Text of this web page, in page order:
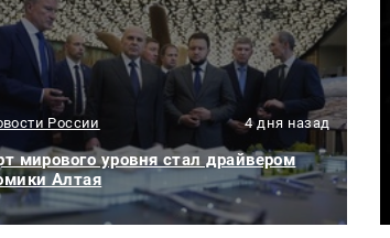
России 4 дня назад
мирового уровня стал драйвером
Алтая